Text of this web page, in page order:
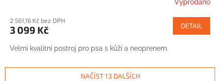
Vyprodáno
2 561,16 Kč bez DPH
3 099 Kč DETAIL
Velmi kvalitní postroj pro psa s kůží a neoprenem.
NAČÍST 13 DALŠÍCH